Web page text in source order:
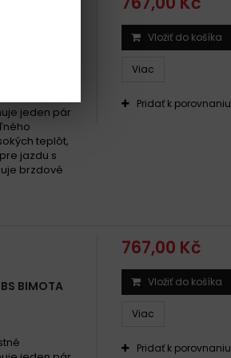
jeden pár
teplôt,
jazdu s
brzdové
Vložiť do košíka
Viac
Pridať k porovnaniu
BIMOTA
767,00 Kč
Vložiť do košíka
Viac
Pridať k porovnaniu